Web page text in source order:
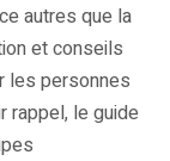
autres que la
et conseils
les personnes
rappel, le guide